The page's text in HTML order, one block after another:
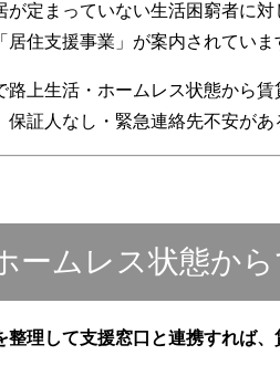
が定まっていない生活困窮者に
住支援事業」が案内されてい
路上生活・ホームレス状態から
証人なし・緊急連絡先不安が
ームレス状態か
整理して支援窓口と連携すれば、